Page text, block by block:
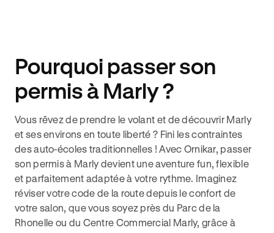
Pourquoi passer son
permis à Marly ?
Vous rêvez de prendre le volant et de découvrir Marly
et ses environs en toute liberté ? Fini les contraintes
des auto-écoles traditionnelles ! Avec Ornikar, passer
son permis à Marly devient une aventure fun, flexible
et parfaitement adaptée à votre rythme. Imaginez
réviser votre code de la route depuis le confort de
votre salon, que vous soyez près du Parc de la
Rhonelle ou du Centre Commercial Marly, grâce à